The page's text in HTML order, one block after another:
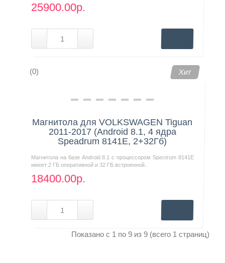
25900.00р.
(0) Хит
Магнитола для VOLKSWAGEN Tiguan
2011-2017 (Android 8.1, 4 ядра
Speadrum 8141E, 2+32Гб)
Магнитола на базе Android 8.1 с процессором Spectrum 8141E
имеет 2 ГБ оперативной и 32 ГБ встроенной..
18400.00р.
Показано с 1 по 9 из 9 (всего 1 страниц)